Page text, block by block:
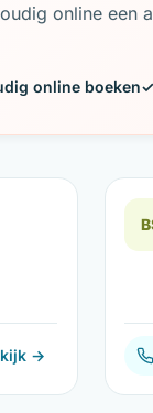
online een
online boeken
→